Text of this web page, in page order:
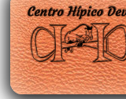
Entradas
hipico’